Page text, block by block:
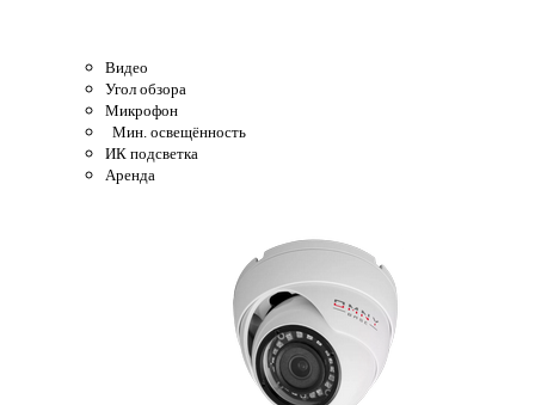
Видео
Угол обзора
Микрофон
Мин. освещённость
ИК подсветка
Аренда